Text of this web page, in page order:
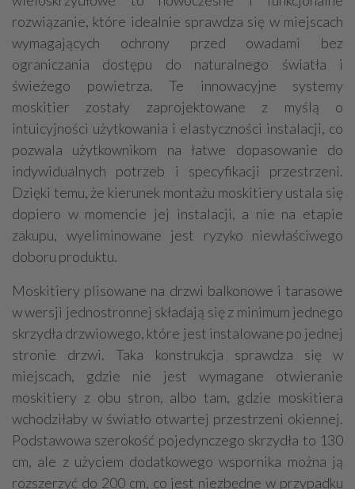
rozwiązanie, które idealnie sprawdza się w miejscach
wymagających ochrony przed owadami bez
ograniczania dostępu do naturalnego światła i
świeżego powietrza. Te innowacyjne systemy
moskitier zostały zaprojektowane z myślą o
intuicyjności użytkowania i elastyczności instalacji, co
pozwala użytkownikom na łatwe dopasowanie do
indywidualnych potrzeb i specyfikacji przestrzeni.
Dzięki temu, że kierunek montażu moskitiery ustala się
dopiero w momencie jej instalacji, a nie na etapie
zakupu, wyeliminowane jest ryzyko niewłaściwego
doboru produktu.
Moskitiery plisowane na drzwi balkonowe i tarasowe
w wersji jednostronnej składają się z minimum jednego
skrzydła drzwiowego, które jest instalowane po jednej
stronie drzwi. Taka konstrukcja sprawdza się w
miejscach, gdzie nie jest wymagane otwieranie
moskitiery z obu stron, albo tam, gdzie moskitiera
wchodziłaby w światło otwartej przestrzeni okiennej.
Podstawowa szerokość pojedynczego skrzydła to 130
cm, ale z użyciem dodatkowego wspornika można ją
rozszerzyć do 200 cm, co jest niezbędne w przypadku